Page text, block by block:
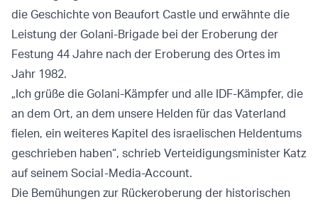
die Geschichte von Beaufort Castle und erwähnte die
Leistung der Golani-Brigade bei der Eroberung der
Festung 44 Jahre nach der Eroberung des Ortes im
Jahr 1982.
„Ich grüße die Golani-Kämpfer und alle IDF-Kämpfer, die
an dem Ort, an dem unsere Helden für das Vaterland
fielen, ein weiteres Kapitel des israelischen Heldentums
geschrieben haben“, schrieb Verteidigungsminister Katz
auf seinem Social-Media-Account.
Die Bemühungen zur Rückeroberung der historischen